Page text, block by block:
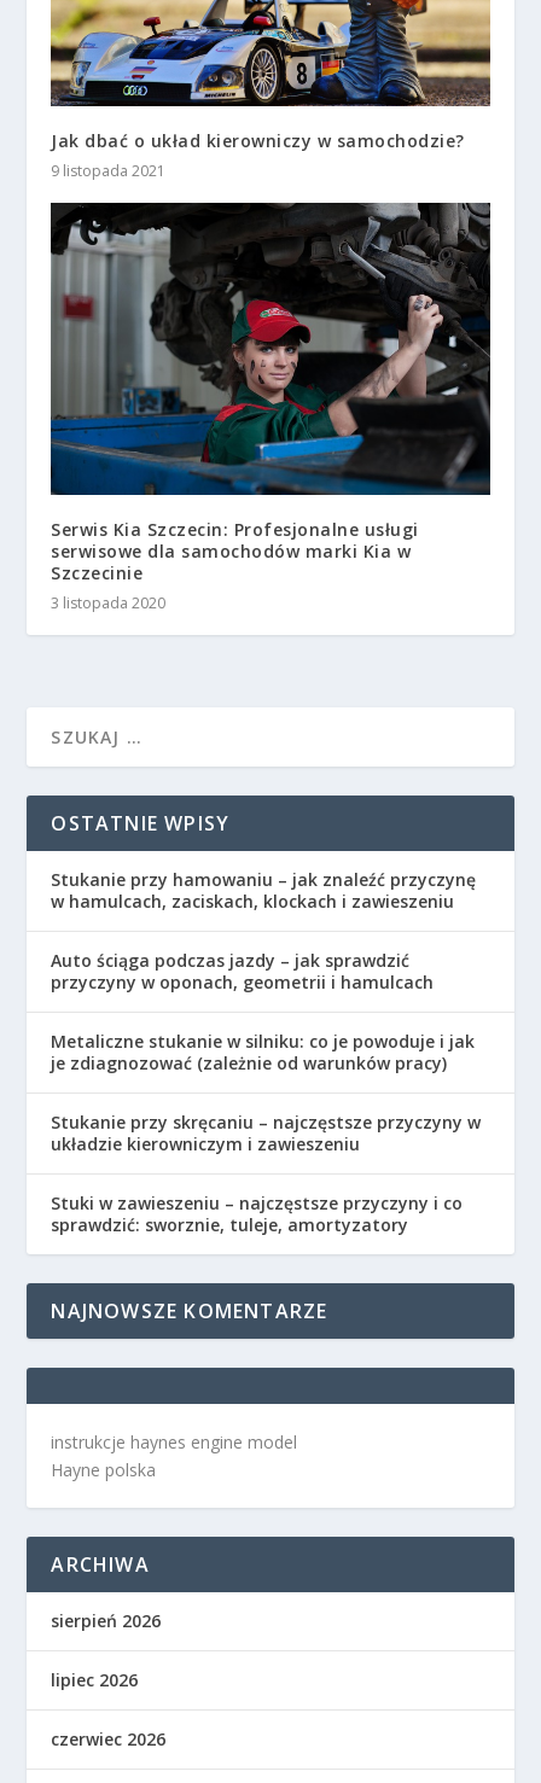
Jak dbać o układ kierowniczy w samochodzie?
9 listopada 2021
Serwis Kia Szczecin: Profesjonalne usługi
serwisowe dla samochodów marki Kia w
Szczecinie
3 listopada 2020
OSTATNIE WPISY
Stukanie przy hamowaniu – jak znaleźć przyczynę
w hamulcach, zaciskach, klockach i zawieszeniu
Auto ściąga podczas jazdy – jak sprawdzić
przyczyny w oponach, geometrii i hamulcach
Metaliczne stukanie w silniku: co je powoduje i jak
je zdiagnozować (zależnie od warunków pracy)
Stukanie przy skręcaniu – najczęstsze przyczyny w
układzie kierowniczym i zawieszeniu
Stuki w zawieszeniu – najczęstsze przyczyny i co
sprawdzić: sworznie, tuleje, amortyzatory
NAJNOWSZE KOMENTARZE
instrukcje haynes engine model
Hayne polska
ARCHIWA
sierpień 2026
lipiec 2026
czerwiec 2026